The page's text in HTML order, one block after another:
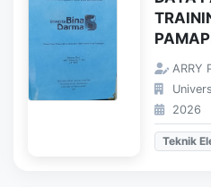
ARRY
2026
Teknik